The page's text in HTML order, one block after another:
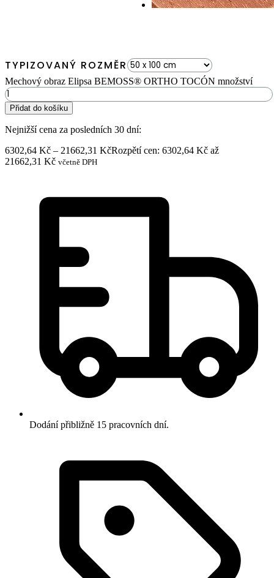
TYPIZOVANÝ ROZMĚR
Mechový obraz Elipsa BEMOSS® ORTHO TOCÓN množství
Přidat do košíku
Nejnižší cena za posledních 30 dní:
6302,64 Kč – 21662,31 KčRozpětí cen: 6302,64 Kč až
21662,31 Kč včetně DPH
Dodání přibližně 15 pracovních dní.